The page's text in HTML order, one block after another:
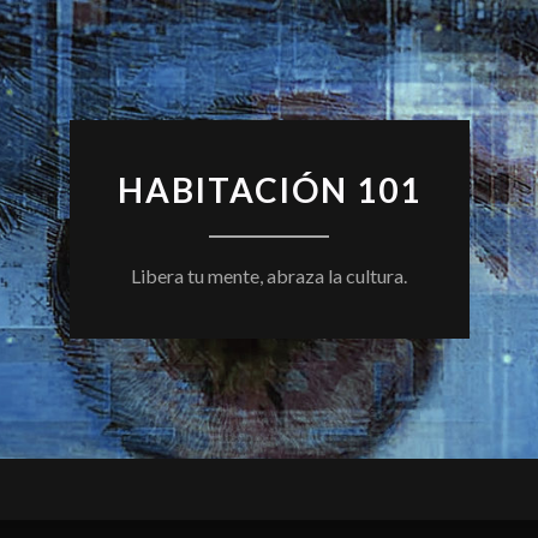
HABITACIÓN 101
Libera tu mente, abraza la cultura.